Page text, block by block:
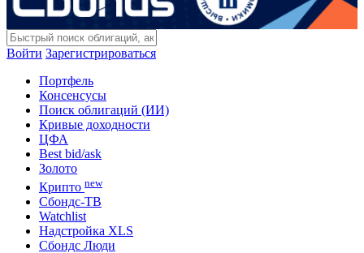
Войти Зарегистрироваться
Портфель
Консенсусы
Поиск облигаций (ИИ)
Кривые доходности
ЦФА
Best bid/ask
Золото
Крипто new
Сбондс-ТВ
Watchlist
Надстройка XLS
Сбондс Люди